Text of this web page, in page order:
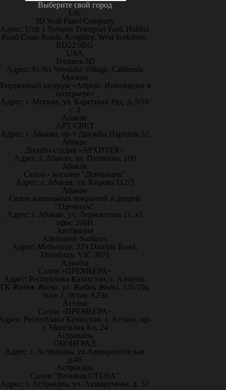
Выберите свой город
UK
3D Wall Panel Company
Адрес: Unit 1 Nelsons Transport Yard, Halifax
Road Cross Roads, Keighley, West Yorkshire,
BD22 9BG
USA
Textures-3D
Адрес: 91361 Westlake Village, California
Москва
шоурум «Artpole. Инновации в
интерьере»
Адрес: г. Москва, ул. Каретный Ряд, д. 5/10
с. 2
Абакан
АРТ СВЕТ
Адрес: г. Абакан, пр-т Дружбы Народов 52
Абакан
Дизайн-студия «АРХИТЕК»
Адрес: г. Абакан, ул. Пушкина, 100
Абакан
Салон - магазин "Декорация"
Адрес: г. Абакан, ул. Кирова 112/3
Абакан
Салон напольных покрытий и дверей
"Премиум"
Адрес: г. Абакан, ул. Лермонтова 21, к1
офис 266Н
Австралия
Alternative Surfaces
Адрес: Melbourne, 329 Darebin Road,
Thornbury, VIC 3071
Алматы
Салон «ПРЕМЬЕРА»
Адрес: Республика Казахстан, г. Алматы,
Жибек Жолы, ул. Жибек Жолы, 135/10а,
этаж 1, бутик А23а
Астана
Салон «ПРЕМЬЕРА»
Республика Казахстан, г. Астана, пр-
т. Мангилик Ел, 24
Астрахань
ОБОИГРАД
Адрес: г. Астрахань, ул.Адмиралтейская
д.46
Астрахань
Салон "Великая СТЕНА"
Адрес: г. Астрахань, ул. Ахшарумова, д. 52